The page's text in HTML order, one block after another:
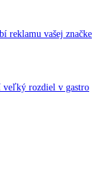
reklamu vašej značke
veľký rozdiel v gastro